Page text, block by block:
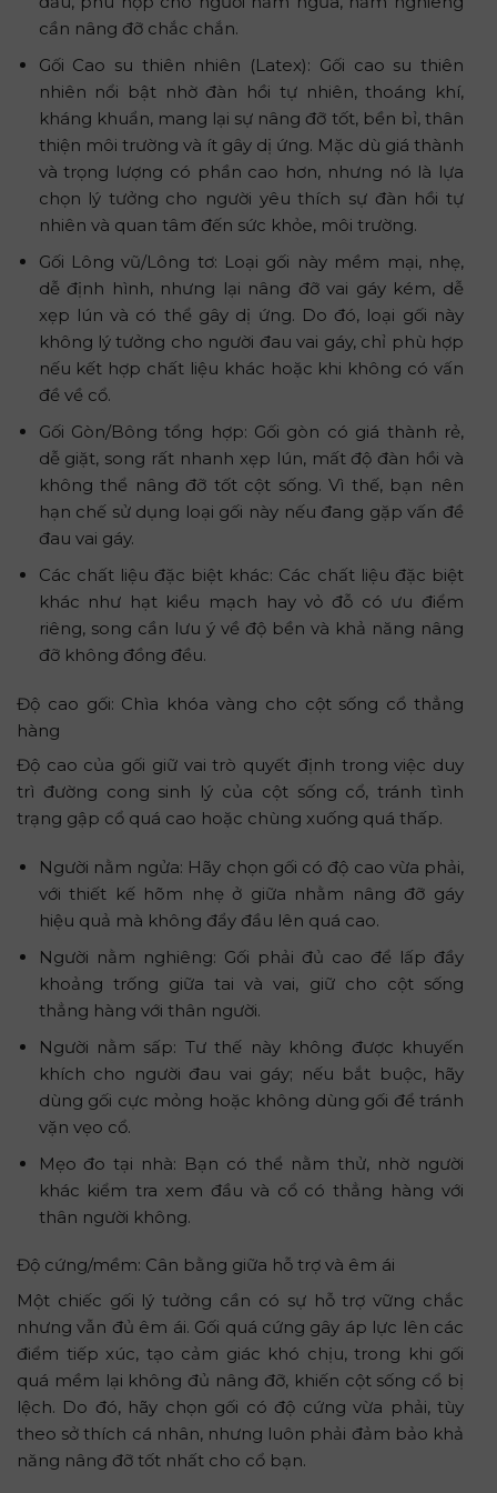
cần nâng đỡ chắc chắn.
Gối Cao su thiên nhiên (Latex): Gối cao su thiên
nhiên nổi bật nhờ đàn hồi tự nhiên, thoáng khí,
kháng khuẩn, mang lại sự nâng đỡ tốt, bền bỉ, thân
thiện môi trường và ít gây dị ứng. Mặc dù giá thành
và trọng lượng có phần cao hơn, nhưng nó là lựa
chọn lý tưởng cho người yêu thích sự đàn hồi tự
nhiên và quan tâm đến sức khỏe, môi trường.
Gối Lông vũ/Lông tơ: Loại gối này mềm mại, nhẹ,
dễ định hình, nhưng lại nâng đỡ vai gáy kém, dễ
xẹp lún và có thể gây dị ứng. Do đó, loại gối này
không lý tưởng cho người đau vai gáy, chỉ phù hợp
nếu kết hợp chất liệu khác hoặc khi không có vấn
đề về cổ.
Gối Gòn/Bông tổng hợp: Gối gòn có giá thành rẻ,
dễ giặt, song rất nhanh xẹp lún, mất độ đàn hồi và
không thể nâng đỡ tốt cột sống. Vì thế, bạn nên
hạn chế sử dụng loại gối này nếu đang gặp vấn đề
đau vai gáy.
Các chất liệu đặc biệt khác: Các chất liệu đặc biệt
khác như hạt kiều mạch hay vỏ đỗ có ưu điểm
riêng, song cần lưu ý về độ bền và khả năng nâng
đỡ không đồng đều.
Độ cao gối: Chìa khóa vàng cho cột sống cổ thẳng
hàng
Độ cao của gối giữ vai trò quyết định trong việc duy
trì đường cong sinh lý của cột sống cổ, tránh tình
trạng gập cổ quá cao hoặc chùng xuống quá thấp.
Người nằm ngửa: Hãy chọn gối có độ cao vừa phải,
với thiết kế hõm nhẹ ở giữa nhằm nâng đỡ gáy
hiệu quả mà không đẩy đầu lên quá cao.
Người nằm nghiêng: Gối phải đủ cao để lấp đầy
khoảng trống giữa tai và vai, giữ cho cột sống
thẳng hàng với thân người.
Người nằm sấp: Tư thế này không được khuyến
khích cho người đau vai gáy; nếu bắt buộc, hãy
dùng gối cực mỏng hoặc không dùng gối để tránh
vặn vẹo cổ.
Mẹo đo tại nhà: Bạn có thể nằm thử, nhờ người
khác kiểm tra xem đầu và cổ có thẳng hàng với
thân người không.
Độ cứng/mềm: Cân bằng giữa hỗ trợ và êm ái
Một chiếc gối lý tưởng cần có sự hỗ trợ vững chắc
nhưng vẫn đủ êm ái. Gối quá cứng gây áp lực lên các
điểm tiếp xúc, tạo cảm giác khó chịu, trong khi gối
quá mềm lại không đủ nâng đỡ, khiến cột sống cổ bị
lệch. Do đó, hãy chọn gối có độ cứng vừa phải, tùy
theo sở thích cá nhân, nhưng luôn phải đảm bảo khả
năng nâng đỡ tốt nhất cho cổ bạn.